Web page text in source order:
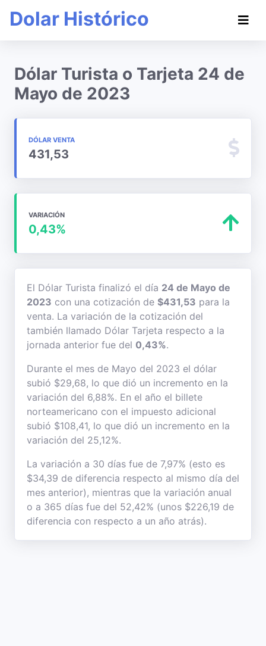
Dolar Histórico
Dólar Turista o Tarjeta 24 de
Mayo de 2023
DÓLAR VENTA
431,53
VARIACIÓN
0,43%
El Dólar Turista finalizó el día 24 de Mayo de
2023 con una cotización de $431,53 para la
venta. La variación de la cotización del
también llamado Dólar Tarjeta respecto a la
jornada anterior fue del 0,43%.
Durante el mes de Mayo del 2023 el dólar
subió $29,68, lo que dió un incremento en la
variación del 6,88%. En el año el billete
norteamericano con el impuesto adicional
subió $108,41, lo que dió un incremento en la
variación del 25,12%.
La variación a 30 días fue de 7,97% (esto es
$34,39 de diferencia respecto al mismo día del
mes anterior), mientras que la variación anual
o a 365 días fue del 52,42% (unos $226,19 de
diferencia con respecto a un año atrás).